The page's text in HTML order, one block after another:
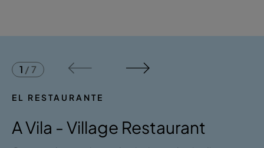
EL RESTAURANTE
A Vila - Village Restaurant
1 /7